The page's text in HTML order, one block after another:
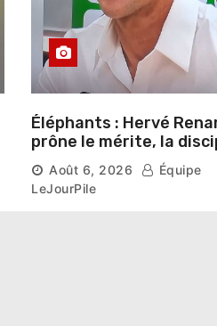
Éléphants : Hervé
prône le mérite, la
et l’esprit collectif pour
nouveau départ
Août 6, 2026
Équipe
LeJourPile